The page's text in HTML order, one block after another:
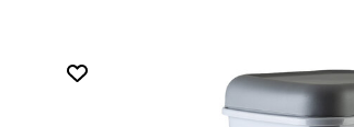
Доставка от 2 до 3